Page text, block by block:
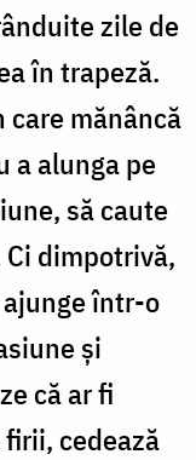
zile de
în trapeză.
care mănâncă
a alunga pe
să caute
Ci dimpotrivă,
într-o
şi
că ar fi
cedează